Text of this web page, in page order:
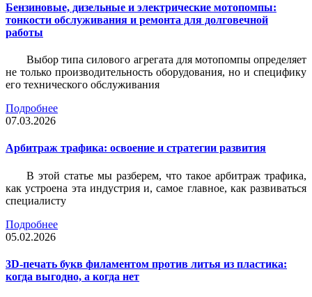
Бензиновые, дизельные и электрические мотопомпы:
тонкости обслуживания и ремонта для долговечной
работы
Выбор типа силового агрегата для мотопомпы определяет
не только производительность оборудования, но и специфику
его технического обслуживания
Подробнее
07.03.2026
Арбитраж трафика: освоение и стратегии развития
В этой статье мы разберем, что такое арбитраж трафика,
как устроена эта индустрия и, самое главное, как развиваться
специалисту
Подробнее
05.02.2026
3D-печать букв филаментом против литья из пластика:
когда выгодно, а когда нет